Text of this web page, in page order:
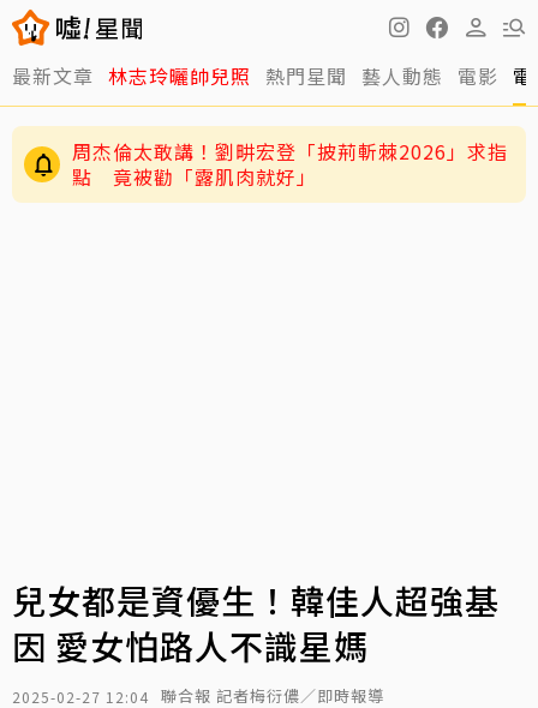
最新文章 林志玲曬帥兒照 熱門星聞 藝人動態 電影
周杰倫太敢講！劉畊宏登「披荊斬棘2026」求指
點 竟被勸「露肌肉就好」
兒女都是資優生！韓佳人超強基
因 愛女怕路人不識星媽
2025-02-27 12:04 聯合報 記者梅衍儂／即時報導